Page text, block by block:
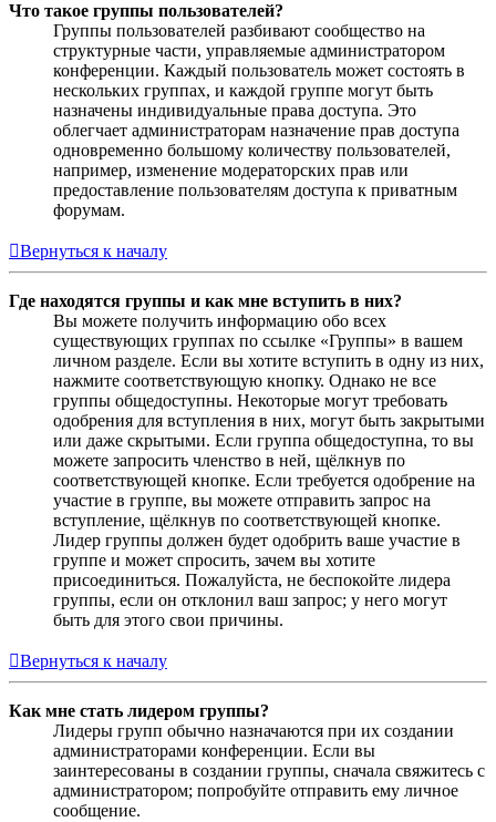
Что такое группы пользователей?
Группы пользователей разбивают сообщество на
структурные части, управляемые администратором
конференции. Каждый пользователь может состоять в
нескольких группах, и каждой группе могут быть
назначены индивидуальные права доступа. Это
облегчает администраторам назначение прав доступа
одновременно большому количеству пользователей,
например, изменение модераторских прав или
предоставление пользователям доступа к приватным
форумам.
Вернуться к началу
Где находятся группы и как мне вступить в них?
Вы можете получить информацию обо всех
существующих группах по ссылке «Группы» в вашем
личном разделе. Если вы хотите вступить в одну из них,
нажмите соответствующую кнопку. Однако не все
группы общедоступны. Некоторые могут требовать
одобрения для вступления в них, могут быть закрытыми
или даже скрытыми. Если группа общедоступна, то вы
можете запросить членство в ней, щёлкнув по
соответствующей кнопке. Если требуется одобрение на
участие в группе, вы можете отправить запрос на
вступление, щёлкнув по соответствующей кнопке.
Лидер группы должен будет одобрить ваше участие в
группе и может спросить, зачем вы хотите
присоединиться. Пожалуйста, не беспокойте лидера
группы, если он отклонил ваш запрос; у него могут
быть для этого свои причины.
Вернуться к началу
Как мне стать лидером группы?
Лидеры групп обычно назначаются при их создании
администраторами конференции. Если вы
заинтересованы в создании группы, сначала свяжитесь с
администратором; попробуйте отправить ему личное
сообщение.